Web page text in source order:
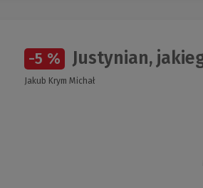
-5 % Justynian,
Jakub Krym Michał